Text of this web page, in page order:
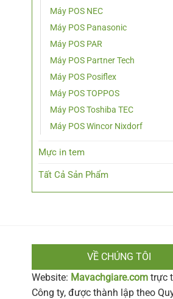
Máy POS NEC
Máy POS Panasonic
Máy POS PAR
Máy POS Partner Tech
Máy POS Posiflex
Máy POS TOPPOS
Máy POS Toshiba TEC
Máy POS Wincor Nixdorf
Mực in tem
Tất Cả Sản Phẩm
VỀ CHÚNG TÔI
Website: Mavachgiare.com trực
Công ty, được thành lập theo